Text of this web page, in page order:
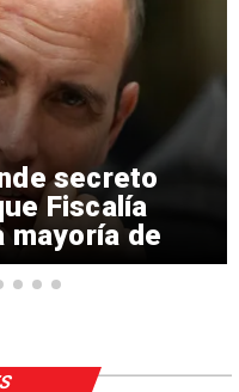
secreto
Fiscalía
mayoría de